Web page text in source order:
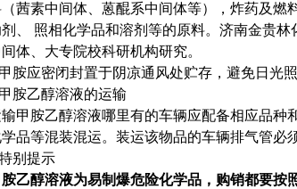
茜素中间体、蒽醌系中间体等），炸药及燃
、
照相化学品和溶剂等的原料。济南金贵林
体、大专院校科研机构研究。
甲胺应密闭封置于阴凉通风处贮存，避免日光
甲胺乙醇溶液的运输
甲胺乙醇溶液哪里有的车辆应配备相应品种
品等混装混运。装运该物品的车辆排气管必
别提示
胺乙醇溶液为易制爆危险化学品，购销都要